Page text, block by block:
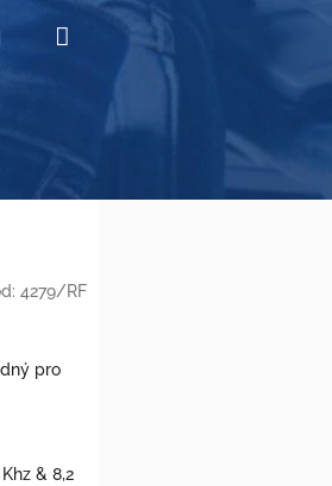
PřihlášeníNákupní
košík
4279/RF
pro
& 8,2